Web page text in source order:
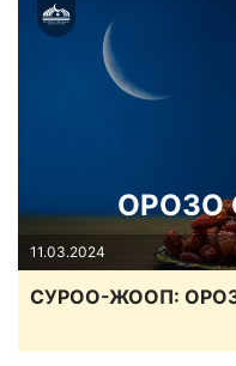
ОРОЗО
11.03.2024
СУРОО-ЖООП: